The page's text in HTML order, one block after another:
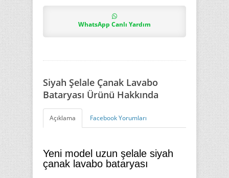
WhatsApp Canlı Yardım
Siyah Şelale Çanak Lavabo
Bataryası Ürünü Hakkında
Açıklama Facebook Yorumları
Yeni model uzun şelale siyah
çanak lavabo bataryası